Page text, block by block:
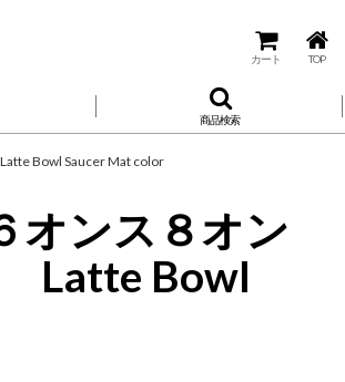
カート TOP
商品検索
Bowl Saucer Mat color
オンス８オン
Bowl